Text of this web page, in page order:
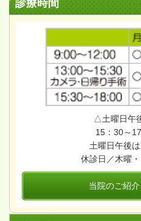
診療時間
△土曜日午
15：30～
土曜日午後
休診日／木曜
当院のご紹